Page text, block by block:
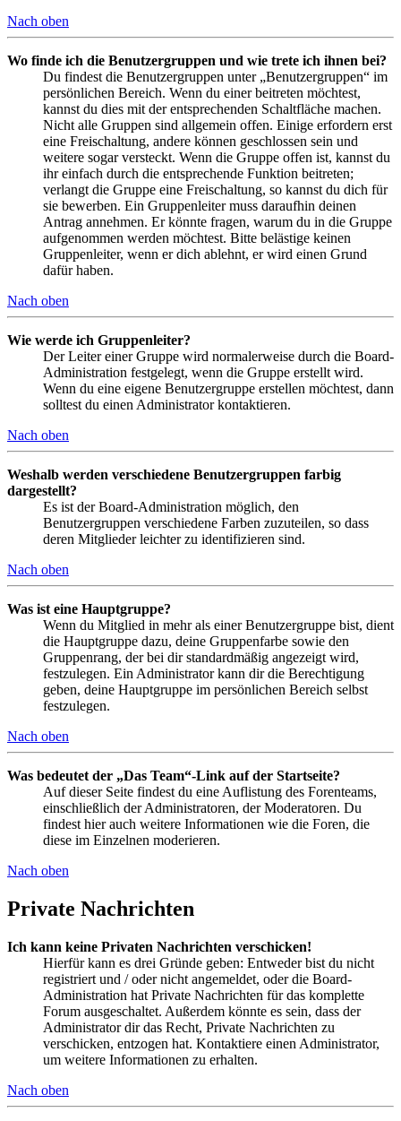
Nach oben
Wo finde ich die Benutzergruppen und wie trete ich ihnen bei?
Du findest die Benutzergruppen unter „Benutzergruppen“ im
persönlichen Bereich. Wenn du einer beitreten möchtest,
kannst du dies mit der entsprechenden Schaltfläche machen.
Nicht alle Gruppen sind allgemein offen. Einige erfordern erst
eine Freischaltung, andere können geschlossen sein und
weitere sogar versteckt. Wenn die Gruppe offen ist, kannst du
ihr einfach durch die entsprechende Funktion beitreten;
verlangt die Gruppe eine Freischaltung, so kannst du dich für
sie bewerben. Ein Gruppenleiter muss daraufhin deinen
Antrag annehmen. Er könnte fragen, warum du in die Gruppe
aufgenommen werden möchtest. Bitte belästige keinen
Gruppenleiter, wenn er dich ablehnt, er wird einen Grund
dafür haben.
Nach oben
Wie werde ich Gruppenleiter?
Der Leiter einer Gruppe wird normalerweise durch die Board-
Administration festgelegt, wenn die Gruppe erstellt wird.
Wenn du eine eigene Benutzergruppe erstellen möchtest, dann
solltest du einen Administrator kontaktieren.
Nach oben
Weshalb werden verschiedene Benutzergruppen farbig
dargestellt?
Es ist der Board-Administration möglich, den
Benutzergruppen verschiedene Farben zuzuteilen, so dass
deren Mitglieder leichter zu identifizieren sind.
Nach oben
Was ist eine Hauptgruppe?
Wenn du Mitglied in mehr als einer Benutzergruppe bist, dient
die Hauptgruppe dazu, deine Gruppenfarbe sowie den
Gruppenrang, der bei dir standardmäßig angezeigt wird,
festzulegen. Ein Administrator kann dir die Berechtigung
geben, deine Hauptgruppe im persönlichen Bereich selbst
festzulegen.
Nach oben
Was bedeutet der „Das Team“-Link auf der Startseite?
Auf dieser Seite findest du eine Auflistung des Forenteams,
einschließlich der Administratoren, der Moderatoren. Du
findest hier auch weitere Informationen wie die Foren, die
diese im Einzelnen moderieren.
Nach oben
Private Nachrichten
Ich kann keine Privaten Nachrichten verschicken!
Hierfür kann es drei Gründe geben: Entweder bist du nicht
registriert und / oder nicht angemeldet, oder die Board-
Administration hat Private Nachrichten für das komplette
Forum ausgeschaltet. Außerdem könnte es sein, dass der
Administrator dir das Recht, Private Nachrichten zu
verschicken, entzogen hat. Kontaktiere einen Administrator,
um weitere Informationen zu erhalten.
Nach oben